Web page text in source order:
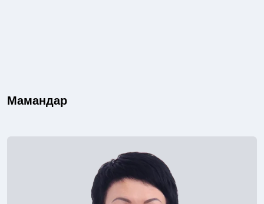
Мамандар